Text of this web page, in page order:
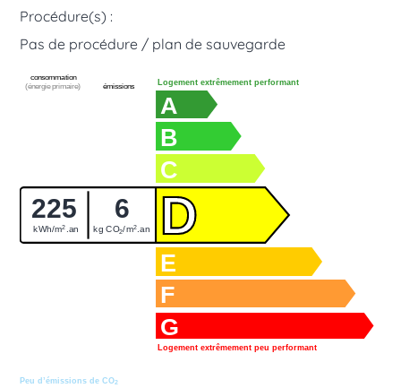
Procédure(s) :
Pas de procédure / plan de sauvegarde
(énergie primaire)
consommation
émissions Logement extrêmement performant
A
B
C
D
6
225
kWh/m2 .an kg CO2/m2.an
E
F
G
Logement extrêmement peu performant
Peu d’émissions de CO2